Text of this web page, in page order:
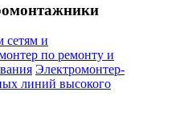
сетям и
по ремонту и
Электромонтер-
линий высокого